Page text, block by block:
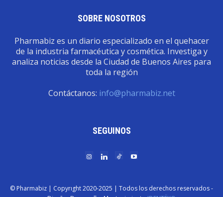
SOBRE NOSOTROS
Pharmabiz es un diario especializado en el quehacer
de la industria farmacéutica y cosmética. Investiga y
analiza noticias desde la Ciudad de Buenos Aires para
toda la región
Contáctanos: info@pharmabiz.net
SEGUINOS
© Pharmabiz | Copyrıght 2020-2025 | Todos los derechos reservados -